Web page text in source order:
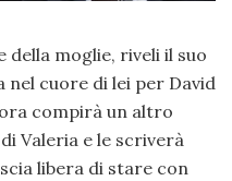
della moglie, riveli il suo
nel cuore di lei per David
compirà un altro
Valeria e le scriverà
libera di stare con